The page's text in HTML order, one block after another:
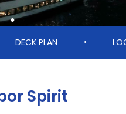
DECK PLAN •
Spirit